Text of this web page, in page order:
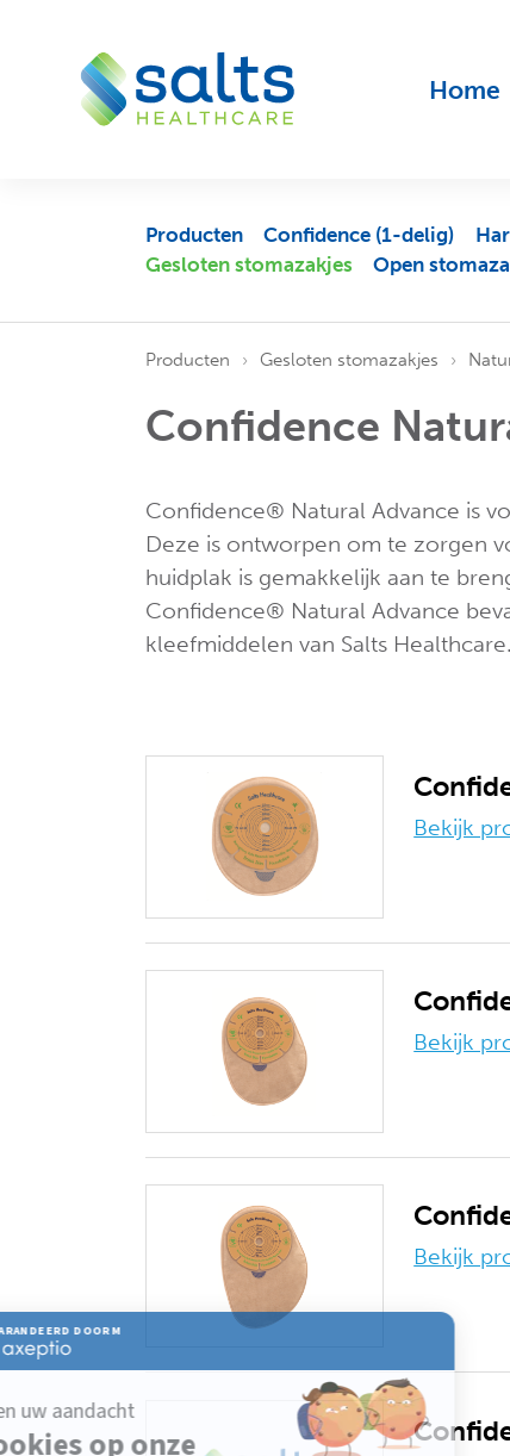
Home
Producten Confidence (1-delig)
Gesloten stomazakjes
Open
Producten Gesloten stomazakjes
Confidence
Confidence® Natural Advance is
Deze is ontworpen om te zorgen
huidplak is gemakkelijk aan te
Confidence® Natural Advance
kleefmiddelen van Salts Healthcare.
Bekijk
Bekijk
Bekijk